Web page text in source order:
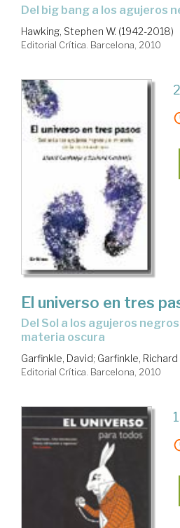
del big bang a los agujeros
Hawking, Stephen W. (1942-2018)
Editorial Crítica. Barcelona, 2010
El universo en tres
del Sol a los agujeros negros y el misterio de la
materia oscura
Garfinkle, David; Garfinkle, Richard
Editorial Crítica. Barcelona, 2010